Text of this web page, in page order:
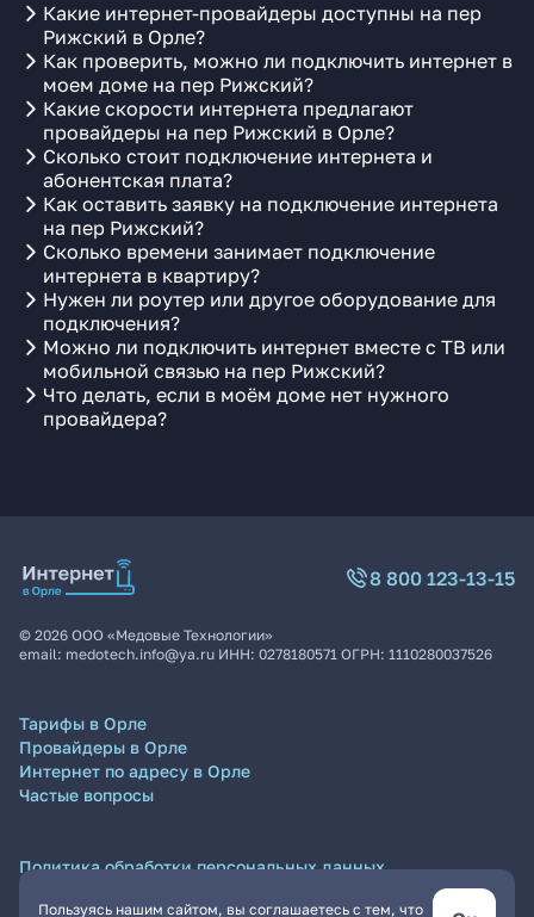
Какие интернет-провайдеры доступны на пер
Рижский в Орле?
Как проверить, можно ли подключить интернет в
моем доме на пер Рижский?
Какие скорости интернета предлагают
провайдеры на пер Рижский в Орле?
Сколько стоит подключение интернета и
абонентская плата?
Как оставить заявку на подключение интернета
на пер Рижский?
Сколько времени занимает подключение
интернета в квартиру?
Нужен ли роутер или другое оборудование для
подключения?
Можно ли подключить интернет вместе с ТВ или
мобильной связью на пер Рижский?
Что делать, если в моём доме нет нужного
провайдера?
Пользуясь нашим сайтом, вы соглашаетесь с тем, что
8 800 123-13-15
© 2026 ООО «Медовые Технологии»
email: medotech.info@ya.ru ИНН: 0278180571 ОГРН: 1110280037526
Тарифы в Орле
Провайдеры в Орле
Интернет по адресу в Орле
Частые вопросы
Политика обработки персональных данных